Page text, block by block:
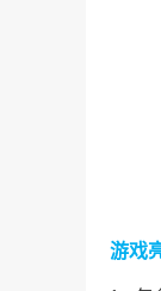
游戏